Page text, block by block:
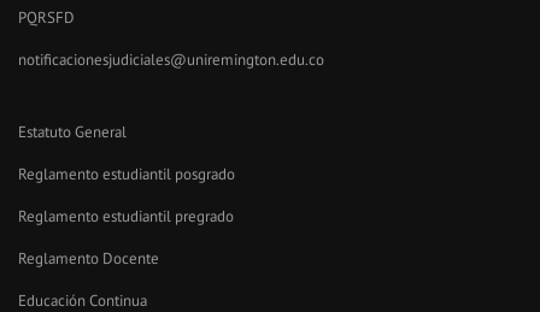
PQRSFD
notificacionesjudiciales@uniremington.edu.co
Estatuto General
Reglamento estudiantil posgrado
Reglamento estudiantil pregrado
Reglamento Docente
Educación Continua